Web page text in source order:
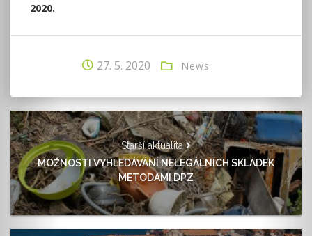
2020.
27. 5. 2020 News
Starší aktualita
MOŽNOSTI VYHLEDÁVÁNÍ NELEGÁLNÍCH SKLÁDEK
METODAMI DPZ